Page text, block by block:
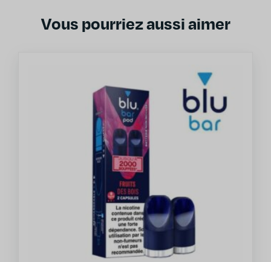
Vous pourriez aussi aimer